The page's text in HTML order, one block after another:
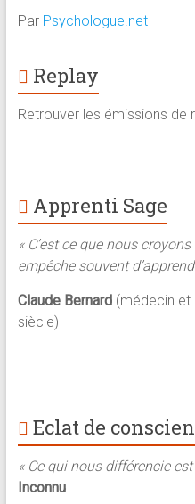
Par Psychologue.net
Replay
Retrouver les émissions de
Apprenti Sage
« C’est ce que nous
empêche souvent
Claude Bernard (médecin et
siècle)
Eclat de
« Ce qui nous différencie
Inconnu